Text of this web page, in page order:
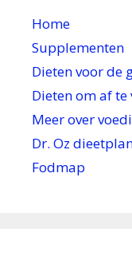
Home
Supplementen
Dieten voor de
Dieten om af te
Meer over
Dr. Oz
Fodmap